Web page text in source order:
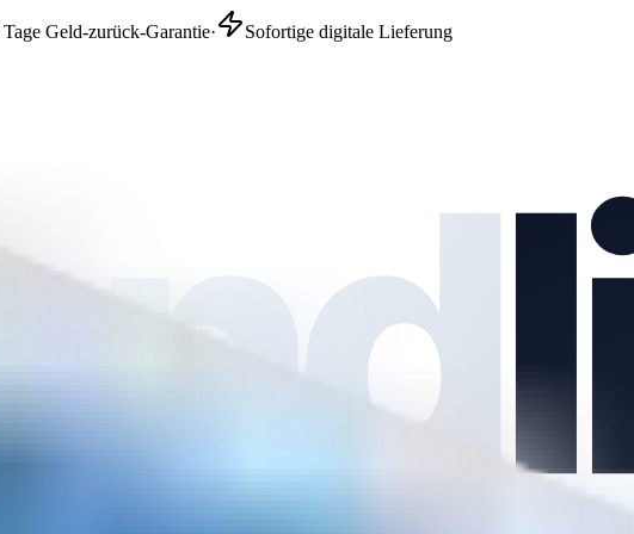
Geld-zurück-Garantie·
Sofortige digitale Lieferung